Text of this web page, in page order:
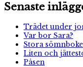
Senaste
Trädet under
Var bor Sara?
Stora
Liten och
Påsen